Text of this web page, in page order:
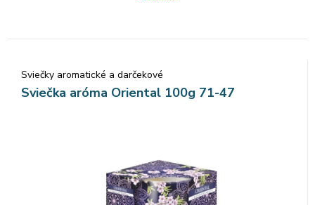
Sviečky aromatické a darčekové
Sviečka aróma Oriental 100g 71-47